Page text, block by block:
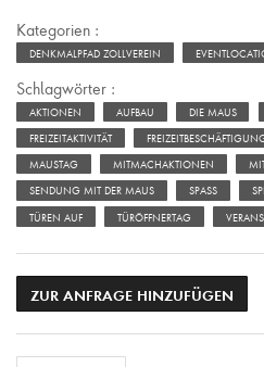
Kategorien :
DENKMALPFAD ZOLLVEREIN
Schlagwörter :
AKTIONEN AUFBAU DIE MAUS
FREIZEITAKTIVITÄT
MAUSTAG MITMACHAKTIONEN
SENDUNG MIT DER MAUS SPASS
TÜREN AUF TÜRÖFFNERTAG
ZUR ANFRAGE HINZUFÜGEN